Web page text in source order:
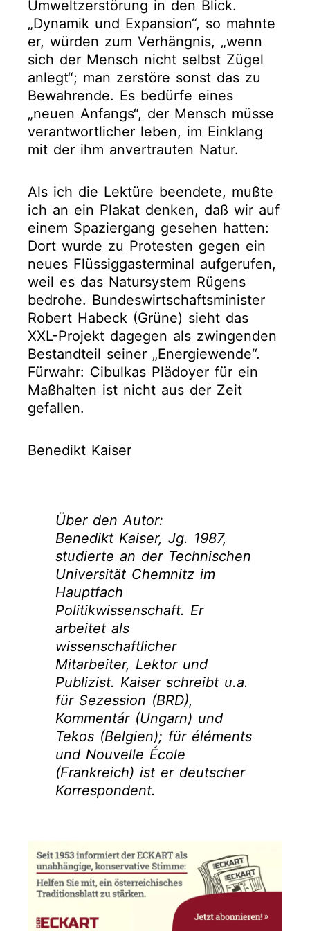
Umweltzerstörung in den Blick.
„Dynamik und Expansion“, so mahnte
er, würden zum Verhängnis, „wenn
sich der Mensch nicht selbst Zügel
anlegt“; man zerstöre sonst das zu
Bewahrende. Es bedürfe eines
„neuen Anfangs“, der Mensch müsse
verantwortlicher leben, im Einklang
mit der ihm anvertrauten Natur.
Als ich die Lektüre beendete, mußte
ich an ein Plakat denken, daß wir auf
einem Spaziergang gesehen hatten:
Dort wurde zu Protesten gegen ein
neues Flüssiggasterminal aufgerufen,
weil es das Natursystem Rügens
bedrohe. Bundeswirtschaftsminister
Robert Habeck (Grüne) sieht das
XXL-Projekt dagegen als zwingenden
Bestandteil seiner „Energiewende“.
Fürwahr: Cibulkas Plädoyer für ein
Maßhalten ist nicht aus der Zeit
gefallen.
Benedikt Kaiser
Über den Autor:
Benedikt Kaiser, Jg. 1987,
studierte an der Technischen
Universität Chemnitz im
Hauptfach
Politikwissenschaft. Er
arbeitet als
wissenschaftlicher
Mitarbeiter, Lektor und
Publizist. Kaiser schreibt u.a.
für Sezession (BRD),
Kommentár (Ungarn) und
Tekos (Belgien); für éléments
und Nouvelle École
(Frankreich) ist er deutscher
Korrespondent.